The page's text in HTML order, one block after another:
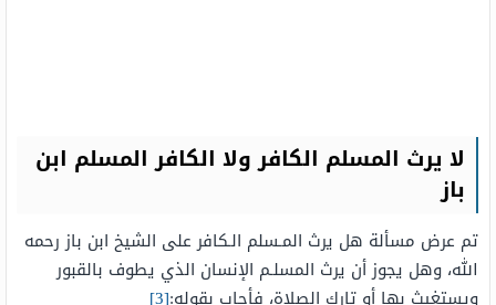
لا يرث المسلم الكافر ولا الكافر المسلم ابن
باز
تم عرض مسألة هل يرث المـسلم الـكافر على الشيخ ابن باز رحمه
الله، وهل يجوز أن يرث المسلـم الإنسان الذي يطوف بالقبور
ويستغيث بها أو تارك الصلاة، فأجاب بقوله:[3]